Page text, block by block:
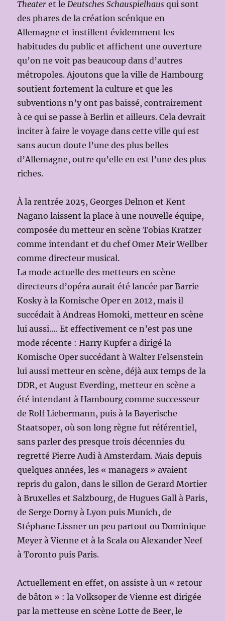
Theater et leDeutsches Schauspielhausqui sont
des phares de la création scénique en
Allemagne et instillent évidemment les
habitudes du public et affichent une ouverture
qu’on ne voit pas beaucoup dans d’autres
métropoles. Ajoutons que la ville de Hambourg
soutient fortement la culture et que les
subventions n’y ont pas baissé, contrairement
à ce qui se passe à Berlin et ailleurs. Cela devrait
inciter à faire le voyage dans cette ville qui est
sans aucun doute l’une des plus belles
d’Allemagne, outre qu’elle en est l’une des plus
riches.
À la rentrée 2025, Georges Delnon et Kent
Nagano laissent la place à une nouvelle équipe,
composée du metteur en scène Tobias Kratzer
comme intendant et du chef Omer Meir Wellber
comme directeur musical.
La mode actuelle des metteurs en scène
directeurs d’opéra aurait été lancée par Barrie
Kosky à la Komische Oper en 2012, mais il
succédait à Andreas Homoki, metteur en scène
lui aussi…. Et effectivement ce n’est pas une
mode récente : Harry Kupfer a dirigé la
Komische Oper succédant à Walter Felsenstein
lui aussi metteur en scène, déjà aux temps de la
DDR, et August Everding, metteur en scène a
été intendant à Hambourg comme successeur
de Rolf Liebermann, puis à la Bayerische
Staatsoper, où son long règne fut référentiel,
sans parler des presque trois décennies du
regretté Pierre Audi à Amsterdam. Mais depuis
quelques années, les « managers » avaient
repris du galon, dans le sillon de Gerard Mortier
à Bruxelles et Salzbourg, de Hugues Gall à Paris,
de Serge Dorny à Lyon puis Munich, de
Stéphane Lissner un peu partout ou Dominique
Meyer à Vienne et à la Scala ou Alexander Neef
à Toronto puis Paris.
Actuellement en effet, on assiste à un « retour
de bâton » : la Volksoper de Vienne est dirigée
par la metteuse en scène Lotte de Beer, le